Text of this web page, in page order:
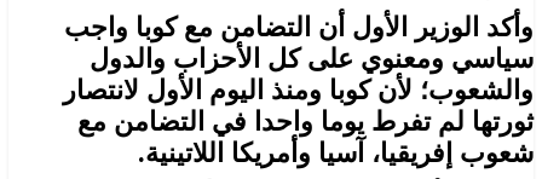
وأكد الوزير الأول أن التضامن مع كوبا واجب
سياسي ومعنوي على كل الأحزاب والدول
والشعوب؛ لأن كوبا ومنذ اليوم الأول لانتصار
ثورتها لم تفرط يوما واحدا في التضامن مع
شعوب إفريقيا، آسيا وأمريكا اللاتينية.